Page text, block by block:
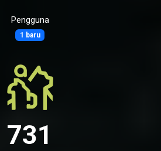
Pengguna
1 baru
731